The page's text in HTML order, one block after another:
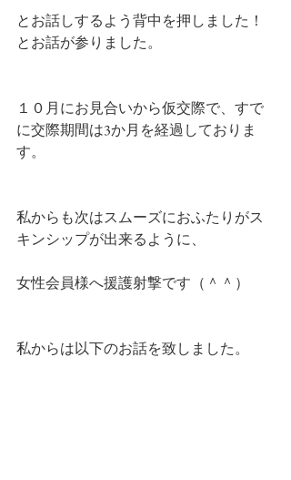
とお話しするよう背中を押しました！
とお話が参りました。
１０月にお見合いから仮交際で、すで
に交際期間は3か月を経過しておりま
す。
私からも次はスムーズにおふたりがス
キンシップが出来るように、
女性会員様へ援護射撃です（＾＾）
私からは以下のお話を致しました。